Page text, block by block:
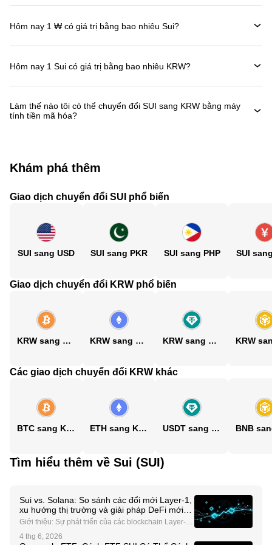
Hôm nay 1 ₩ có giá trị bằng bao nhiêu Sui?
Hôm nay 1 Sui có giá trị bằng bao nhiêu KRW?
Làm thế nào tôi có thể chuyển đổi SUI sang KRW bằng máy
tính tiền mã hóa?
Khám phá thêm
Giao dịch chuyển đổi SUI phổ biến
SUI sang USD SUI sang PKR SUI sang PHP SUI
Giao dịch chuyển đổi KRW phổ biến
KRW sang BTC KRW sang ETH KRW sang USDT
Các giao dịch chuyển đổi KRW khác
BTC sang KRW ETH sang KRW USDT sang KRW
Tìm hiểu thêm về Sui (SUI)
Sui vs. Solana: So sánh các đổi mới Layer-1,
xu hướng thị trường và giải pháp DeFi mới
nổi
Giới thiệu: Sự phát triển của các blockchain Layer-1
Các blockchain Layer-1 là nền tảng của hệ sinh thái t
iền điện tử, cho phép các ứng dụng phi tập trung (dA
4 thg 6, 2026